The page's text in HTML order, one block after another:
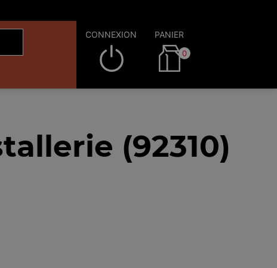
CONNEXION PANIER
0
(92310)